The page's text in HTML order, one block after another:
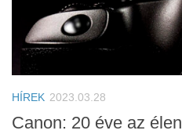
HÍREK 2023.03.28
Canon: 20 éve az élen